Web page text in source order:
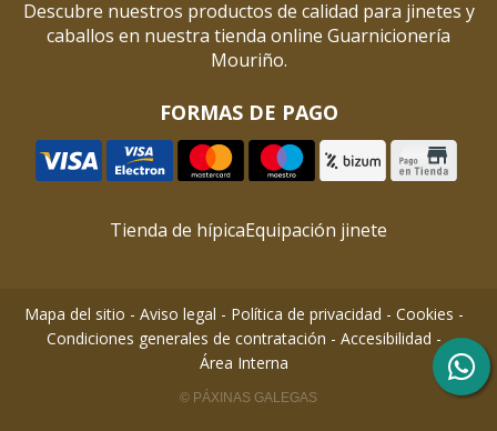
Descubre nuestros productos de calidad para jinetes y
caballos en nuestra tienda online Guarnicionería
Mouriño.
FORMAS DE PAGO
Tienda de hípicaEquipación jinete
Mapa del sitio - Aviso legal - Política de privacidad - Cookies -
Condiciones generales de contratación - Accesibilidad -
Área Interna
© PÁXINAS GALEGAS